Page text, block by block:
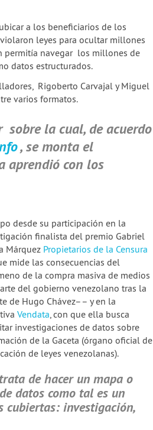
a los beneficiarios de los
leyes para ocultar millones
permitía navegar los millones de
datos estructurados.
Rigoberto Carvajal y Miguel
varios formatos.
la cual, de acuerdo
, se monta el
aprendió con los
desde su participación en la
finalista del premio Gabriel
Márquez Propietarios de la Censura
mide las consecuencias del
de la compra masiva de medios
del gobierno venezolano tras la
de Hugo Chávez–– y en la
Vendata, con que ella busca
investigaciones de datos sobre
de la Gaceta (órgano oficial de
de leyes venezolanas).
de hacer un mapa o
datos como tal es un
cubiertas: investigación,